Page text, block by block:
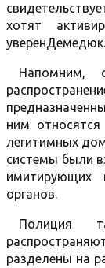
хотят
уверенДемедюк.
Напомним,
ним
легитимных
системы были
имитирующих
органов.
Полиция
разделены на